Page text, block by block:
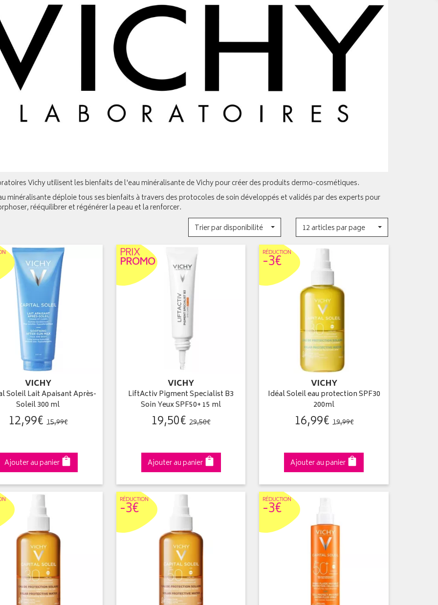
Vichy utilisent les bienfaits de l'eau minéralisante de Vichy pour créer des produits dermo-cosmétiques.
minéralisante déploie tous ses bienfaits à travers des protocoles de soin développés et validés par des experts pour
rééquilibrer et régénérer la peau et la renforcer.
Trier par disponibilité
12 articles par page
VICHY
Soleil Lait Apaisant Après-
Soleil 300 ml
12,99€ 15,99€
Ajouter au panier
PRIX
PROMO
VICHY
LiftActiv Pigment Specialist B3
Soin Yeux SPF50+ 15 ml
19,50€ 29,50€
Ajouter au panier
RÉDUCTION
-3€
VICHY
Idéal Soleil eau protection SPF30
200ml
16,99€ 19,99€
Ajouter au panier
RÉDUCTION
-3€ RÉDUCTION
-3€